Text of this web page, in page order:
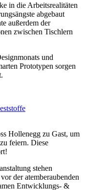
in die Arbeitsrealitäten
abgebaut
außerdem der
zwischen Tischlern
und
Prototypen sorgen
Hollenegg zu Gast, um
feiern. Diese
stehen
der atemberaubenden
Entwicklungs- &